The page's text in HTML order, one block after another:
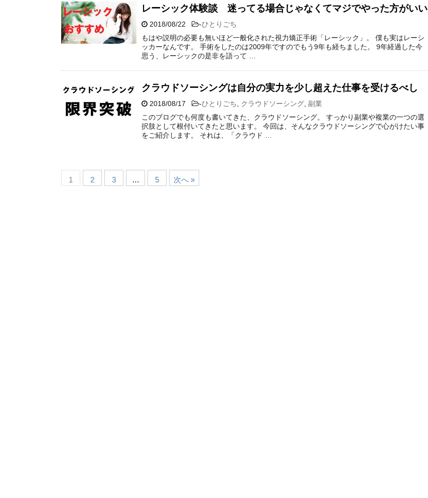
レーシック体験談 迷ってる場合じゃなくてマジでやった方がいい
2018/08/22 -ひとりごち
もはや説明の必要も無いほど一般化された視力矯正手術「レーシック」。 僕も実はレーシ
ッカーなんです。 手術をしたのは2009年ですのでもう9年も経ちました。 9年経過した今
思う、レーシックの是非を語って …
クラウドソーシングは自分の実力を少し超えた仕事を受けるべし
2018/08/17 -ひとりごち クラウドソーシング 副業
このブログでも何度も書いてきた、クラウドソーシング。 すっかり副業や複業の一つの選
択肢として根付いてきたと思います。 今回は、そんなクラウドソーシングで心がけたい事
をご紹介します。 それは、「クラウド …
1 2 3 … 5 次へ »